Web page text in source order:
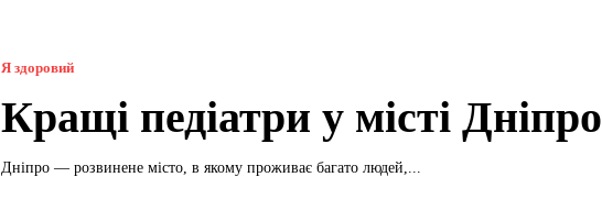
Я здоровий
Кращі педіатри у місті Дніпро
Дніпро — розвинене місто, в якому проживає багато людей,...